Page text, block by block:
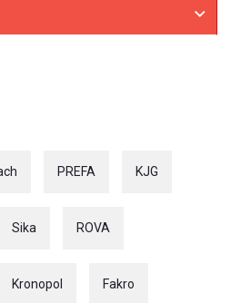
PREFA KJG
Sika ROVA
Kronopol Fakro